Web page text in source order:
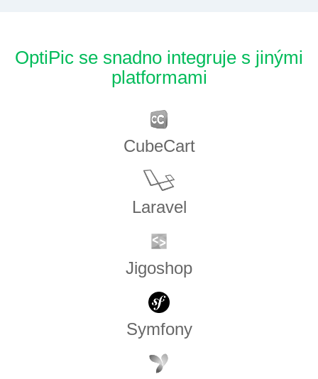
OptiPic se snadno integruje s jinými
platformami
CubeCart
Laravel
Jigoshop
Symfony